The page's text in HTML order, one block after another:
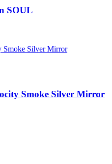
SOUL
Smoke Silver Mirror